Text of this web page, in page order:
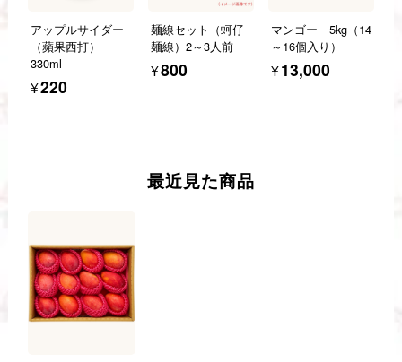
アップルサイダー
（蘋果西打）
330ml
¥220
麺線セット（蚵仔
麺線）2～3人前
¥800
マンゴー 5kg（14
～16個入り）
¥13,000
最近見た商品